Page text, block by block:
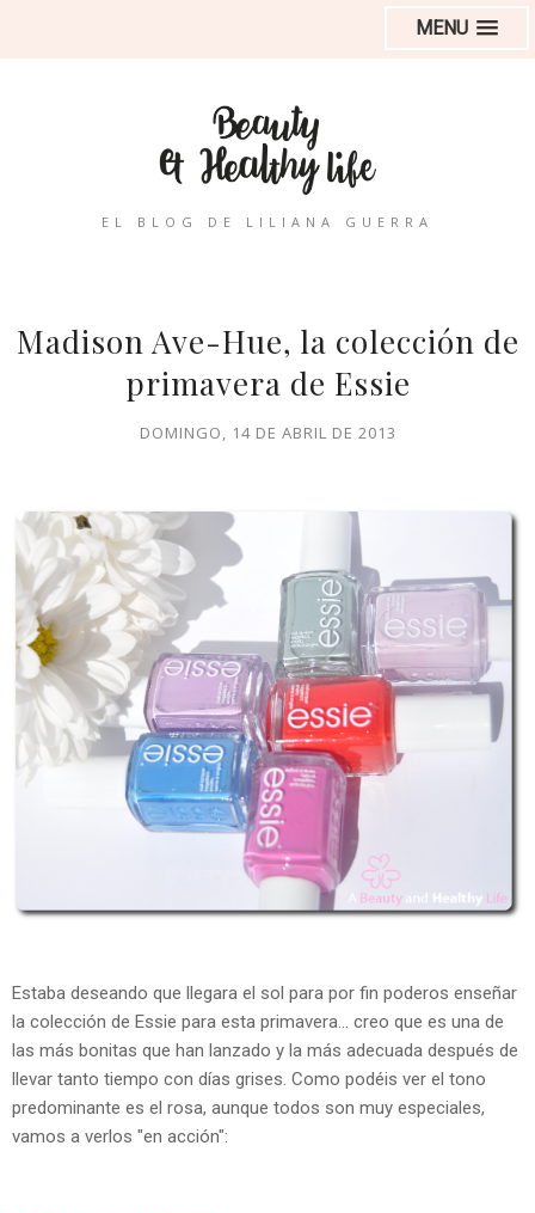
MENU
EL BLOG DE LILIANA GUERRA
Madison Ave-Hue, la colección de
primavera de Essie
DOMINGO, 14 DE ABRIL DE 2013
Estaba deseando que llegara el sol para por fin poderos enseñar
la colección de Essie para esta primavera... creo que es una de
las más bonitas que han lanzado y la más adecuada después de
llevar tanto tiempo con días grises. Como podéis ver el tono
predominante es el rosa, aunque todos son muy especiales,
vamos a verlos "en acción":